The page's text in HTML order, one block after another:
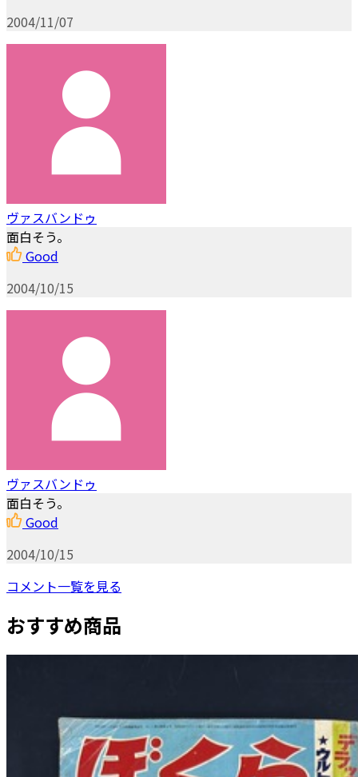
2004/11/07
ヴァスバンドゥ
面白そう。
Good
2004/10/15
ヴァスバンドゥ
面白そう。
Good
2004/10/15
コメント一覧を見る
おすすめ商品